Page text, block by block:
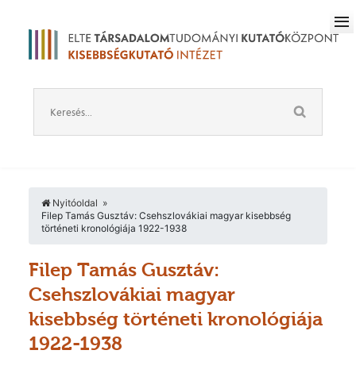
Nyitóoldal
Filep Tamás Gusztáv: Csehszlovákiai magyar kisebbség
történeti kronológiája 1922-1938
Filep Tamás Gusztáv:
Csehszlovákiai magyar
kisebbség történeti kronológiája
1922-1938